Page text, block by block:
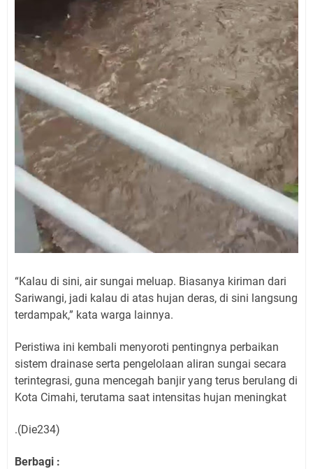
“Kalau di sini, air sungai meluap. Biasanya kiriman dari
Sariwangi, jadi kalau di atas hujan deras, di sini langsung
terdampak,” kata warga lainnya.
Peristiwa ini kembali menyoroti pentingnya perbaikan
sistem drainase serta pengelolaan aliran sungai secara
terintegrasi, guna mencegah banjir yang terus berulang di
Kota Cimahi, terutama saat intensitas hujan meningkat
.(Die234)
Berbagi :